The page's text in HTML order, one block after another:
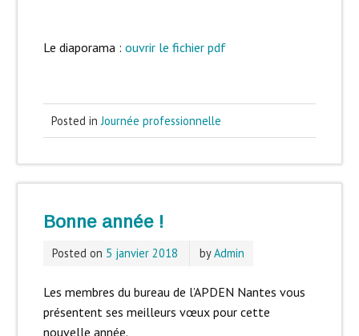
Le diaporama : ouvrir le fichier pdf
Posted inJournée professionnelle
Bonne année !
Posted on 5 janvier 2018 byAdmin
Les membres du bureau de l’APDEN Nantes vous
présentent ses meilleurs vœux pour cette
nouvelle année.